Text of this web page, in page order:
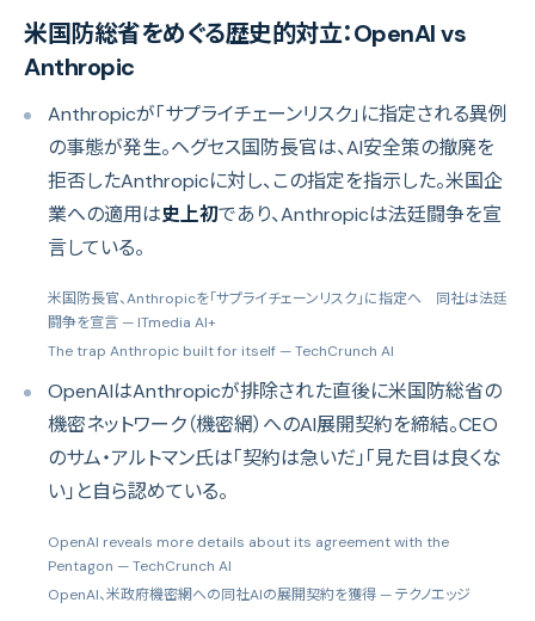
米国防総省をめぐる歴史的対立：OpenAI vs
Anthropic
Anthropicが「サプライチェーンリスク」に指定される異例
の事態が発生。ヘグセス国防長官は、AI安全策の撤廃を
拒否したAnthropicに対し、この指定を指示した。米国企
業への適用は史上初であり、Anthropicは法廷闘争を宣
言している。
米国防長官、Anthropicを「サプライチェーンリスク」に指定へ 同社は法廷
闘争を宣言 — ITmedia AI+
The trap Anthropic built for itself — TechCrunch AI
OpenAIはAnthropicが排除された直後に米国防総省の
機密ネットワーク（機密網）へのAI展開契約を締結。CEO
のサム・アルトマン氏は「契約は急いだ」「見た目は良くな
い」と自ら認めている。
OpenAI reveals more details about its agreement with the
Pentagon — TechCrunch AI
OpenAI、米政府機密網への同社AIの展開契約を獲得 — テクノエッジ